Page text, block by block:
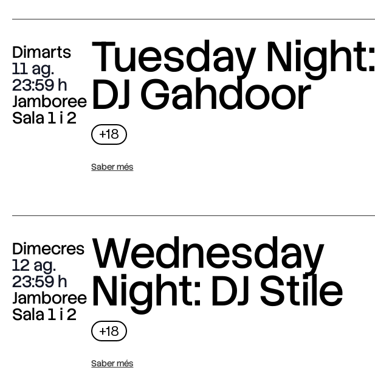
Dimarts
11 ag.
23:59
Jamboree
Sala 1 i 2
Tuesday Night:
DJ Gahdoor
+18
Saber més
Dimecres
12 ag.
23:59
Jamboree
Sala 1 i 2
Wednesday
Night: DJ Stile
+18
Saber més